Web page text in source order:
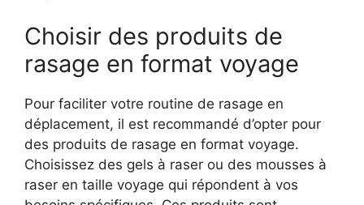
Choisir des produits de
rasage en format voyage
Pour faciliter votre routine de rasage en
déplacement, il est recommandé d’opter pour
des produits de rasage en format voyage.
Choisissez des gels à raser ou des mousses à
raser en taille voyage qui répondent à vos